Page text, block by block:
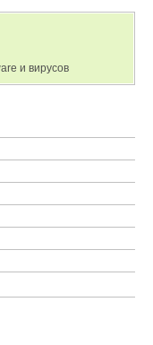
и вирусов